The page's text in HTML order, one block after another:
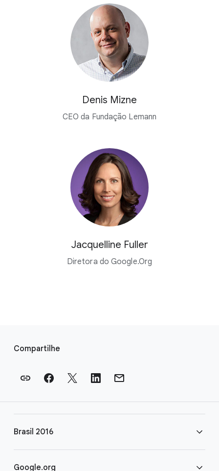
Denis Mizne
CEO da Fundação Lemann
Jacquelline Fuller
Diretora do Google.Org
Compartilhe
Brasil 2016
Perguntas & Respostas
Google.org